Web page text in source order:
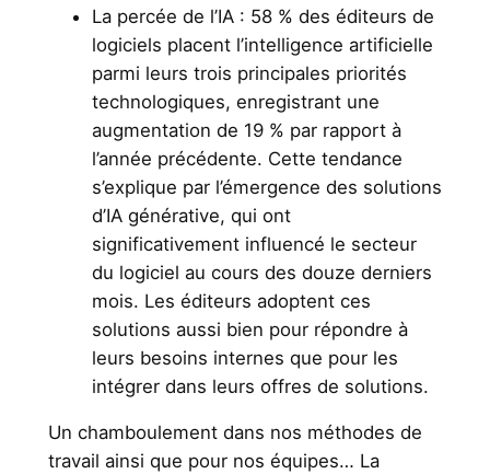
La percée de l’IA : 58 % des éditeurs de
logiciels placent l’intelligence artificielle
parmi leurs trois principales priorités
technologiques, enregistrant une
augmentation de 19 % par rapport à
l’année précédente. Cette tendance
s’explique par l’émergence des solutions
d’IA générative, qui ont
significativement influencé le secteur
du logiciel au cours des douze derniers
mois. Les éditeurs adoptent ces
solutions aussi bien pour répondre à
leurs besoins internes que pour les
intégrer dans leurs offres de solutions.
Un chamboulement dans nos méthodes de
travail ainsi que pour nos équipes… La